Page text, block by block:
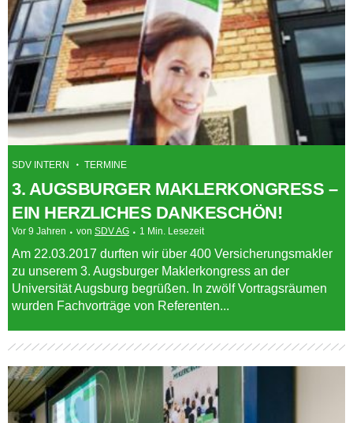
SDV INTERN TERMINE
3. AUGSBURGER MAKLERKONGRESS –
EIN HERZLICHES DANKESCHÖN!
Vor 9 Jahren von SDV AG 1 Min. Lesezeit
Am 22.03.2017 durften wir über 400 Versicherungsmakler
zu unserem 3. Augsburger Maklerkongress an der
Universität Augsburg begrüßen. In zwölf Vortragsräumen
wurden Fachvorträge von Referenten...